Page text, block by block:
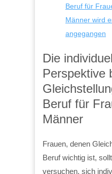
Beruf für
Männer wird
angegangen
Die
Perspektive
Beruf für
Männer
Frauen, denen
Beruf wichtig ist,
versuchen, sich